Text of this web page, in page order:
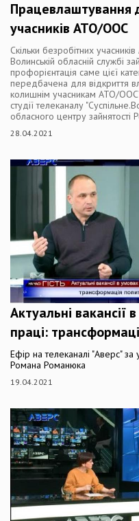
Працевлаштування
учасників АТО/ООС
Скільки безробітних
Волинській обласній службі
профорієнтація саме цієї
передбачена для відкриття
колишнім учасникам АТО/ООС?
студії телеканалу
обласного центру
28.04.2021
Актуальні вакансії
праці:
Ефір на телеканалі "Аверс"
Романа Романюка
19.04.2021